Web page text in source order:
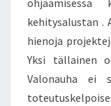
kehitysalustan .
hienoja
Yksi tällainen
Valonauha ei